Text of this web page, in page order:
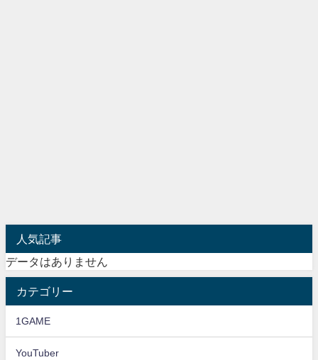
人気記事
データはありません
カテゴリー
1GAME
YouTuber